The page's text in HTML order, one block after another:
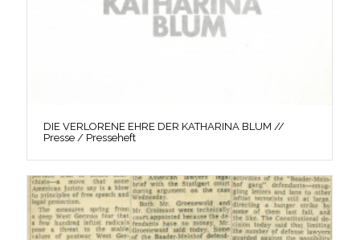
DIE VERLORENE EHRE DER KATHARINA BLUM //
Presse / Presseheft